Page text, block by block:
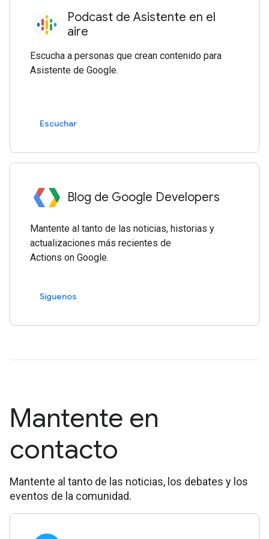
Podcast de Asistente en el
aire
Escucha a personas que crean contenido para
Asistente de Google.
Escuchar
Blog de Google Developers
Mantente al tanto de las noticias, historias y
actualizaciones más recientes de
Actions on Google.
Síguenos
Mantente en
contacto
Mantente al tanto de las noticias, los debates y los
eventos de la comunidad.